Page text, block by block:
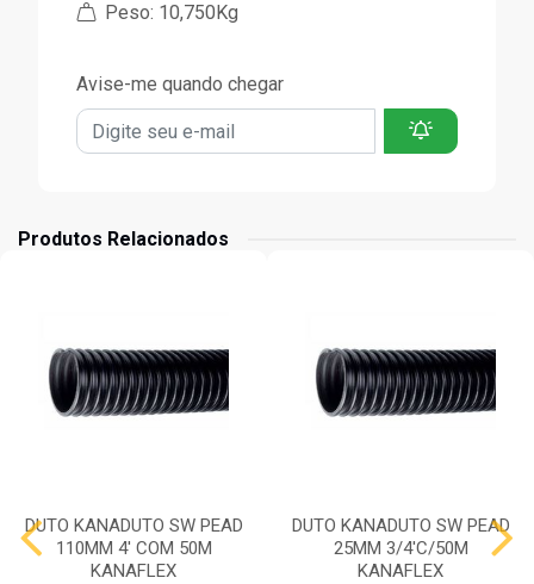
Peso: 10,750Kg
Avise-me quando chegar
Produtos Relacionados
DUTO KANADUTO SW PEAD
110MM 4' COM 50M
KANAFLEX
DUTO KANADUTO SW PEAD
25MM 3/4'C/50M
KANAFLEX